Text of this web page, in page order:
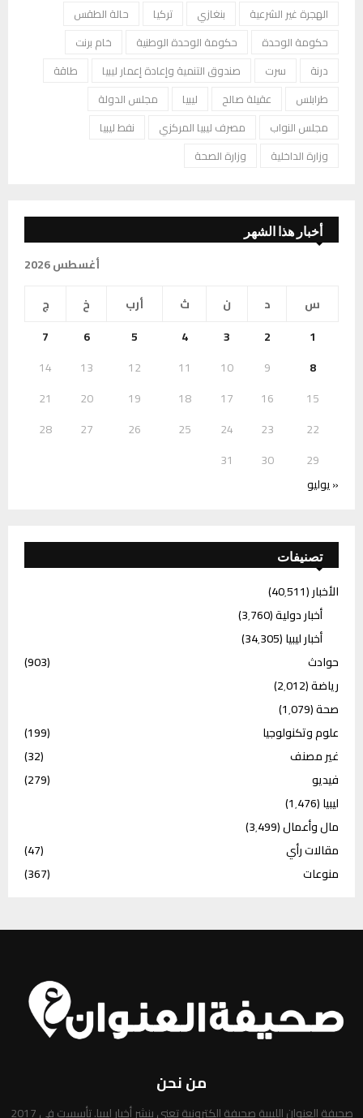
الهجرة غير الشرعية
بنغازي تركيا
حالة الطقس
حكومة الوحدة
حكومة الوحدة الوطنية
خام برنت
درنة
سرت صندوق التنمية وإعادة إعمار ليبيا
طاقة
طرابلس
عقيلة صالح ليبيا
مجلس الدولة
مجلس النواب
مصرف ليبيا المركزي
نفط ليبيا
وزارة الداخلية
وزارة الصحة
أخبار هذا الشهر
أغسطس 2026
س
د ن ث أرب خ
ج
1
2
3
4
5
6
7
8
9
10
11
12
13
14
15
16
17
18
19
20
21
22
23
24
25
26
27
28
29
30
31
« يوليو
تصنيفات
الأخبار(40٬511)
أخبار دولية(3٬760)
أخبار ليبيا(34٬305)
حوادث
(903)
رياضة(2٬012)
صحة(1٬079)
علوم وتكنولوجيا
(199)
غير مصنف
(32)
فيديو
(279)
ليبيا(1٬476)
مال وأعمال(3٬499)
مقالات رأي
(47)
منوعات
(367)
من نحن
صحيفة العنوان الليبية صحيفة إلكترونية تعني بنشر أخبار ليبيا. تأسست في 2017